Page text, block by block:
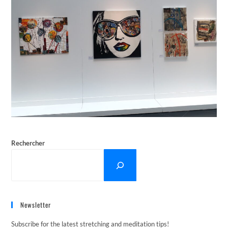
Rechercher
Newsletter
Subscribe for the latest stretching and meditation tips!